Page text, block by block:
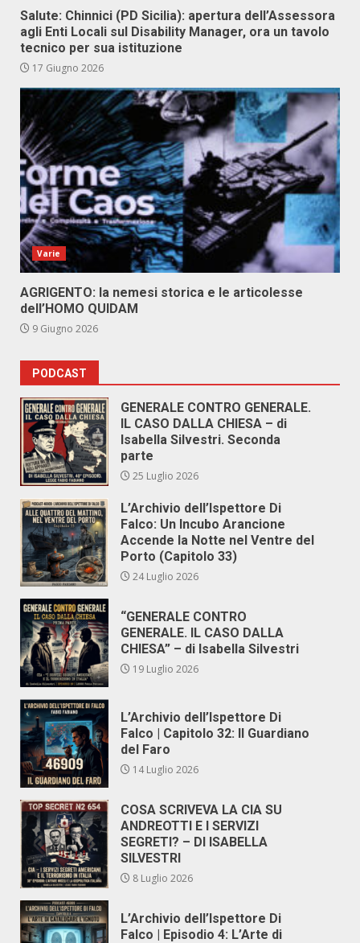
Salute: Chinnici (PD Sicilia): apertura dell’Assessora
agli Enti Locali sul Disability Manager, ora un tavolo
tecnico per sua istituzione
17 Giugno 2026
Varie
AGRIGENTO: la nemesi storica e le articolesse
dell’HOMO QUIDAM
9 Giugno 2026
PODCAST
GENERALE CONTRO GENERALE.
IL CASO DALLA CHIESA – di
Isabella Silvestri. Seconda
parte
25 Luglio 2026
L’Archivio dell’Ispettore Di
Falco: Un Incubo Arancione
Accende la Notte nel Ventre del
Porto (Capitolo 33)
24 Luglio 2026
“GENERALE CONTRO
GENERALE. IL CASO DALLA
CHIESA” – di Isabella Silvestri
19 Luglio 2026
L’Archivio dell’Ispettore Di
Falco | Capitolo 32: Il Guardiano
del Faro
14 Luglio 2026
COSA SCRIVEVA LA CIA SU
ANDREOTTI E I SERVIZI
SEGRETI? – DI ISABELLA
SILVESTRI
8 Luglio 2026
L’Archivio dell’Ispettore Di
Falco | Episodio 4: L’Arte di